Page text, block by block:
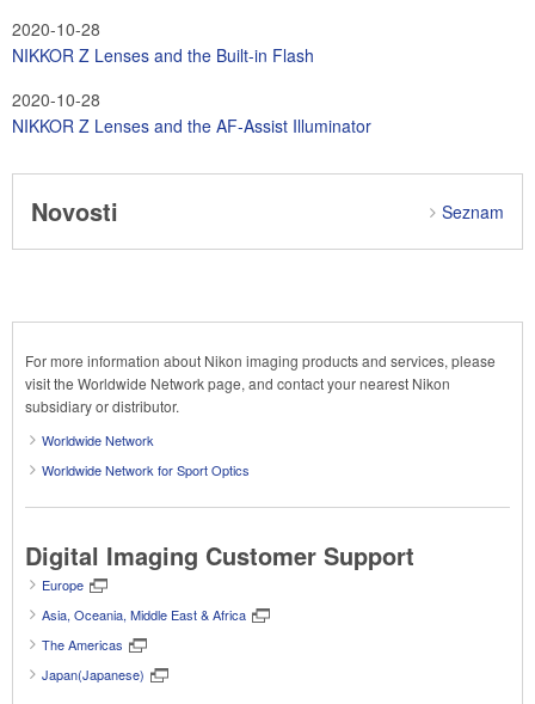
2020-10-28
NIKKOR Z Lenses and the Built-in Flash
2020-10-28
NIKKOR Z Lenses and the AF-Assist Illuminator
Novosti Seznam
For more information about Nikon imaging products and services, please
visit the Worldwide Network page, and contact your nearest Nikon
subsidiary or distributor.
Worldwide Network
Worldwide Network for Sport Optics
Digital Imaging Customer Support
Europe
Asia, Oceania, Middle East & Africa
The Americas
Japan(Japanese)